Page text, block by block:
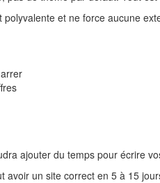
polyvalente et ne force aucune
ajouter du temps pour écrire
avoir un site correct en 5 à 15